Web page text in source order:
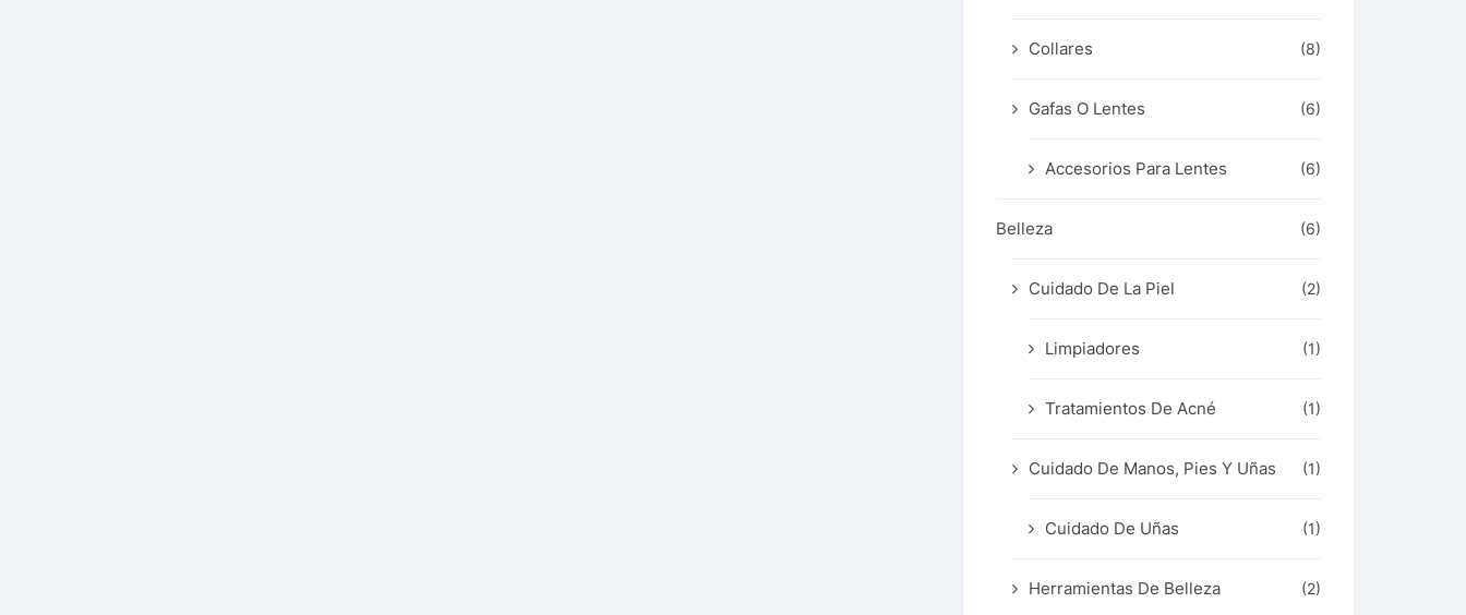
Collares (8)
Gafas O Lentes (6)
Accesorios Para Lentes (6)
Belleza (6)
Cuidado De La Piel (2)
Limpiadores (1)
Tratamientos De Acné (1)
Cuidado De Manos, Pies Y Uñas (1)
Cuidado De Uñas (1)
Herramientas De Belleza (2)